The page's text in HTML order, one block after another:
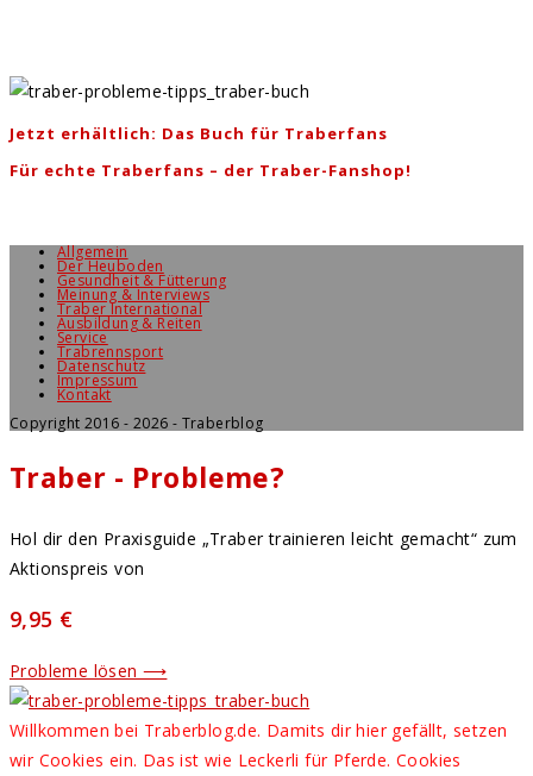
Jetzt erhältlich: Das Buch für Traberfans
Für echte Traberfans – der Traber-Fanshop!
Allgemein
Der Heuboden
Gesundheit & Fütterung
Meinung & Interviews
Traber International
Ausbildung & Reiten
Service
Trabrennsport
Datenschutz
Impressum
Kontakt
Copyright 2016 - 2026 - Traberblog
Traber - Probleme?
Hol dir den Praxisguide „Traber trainieren leicht gemacht“ zum
Aktionspreis von
9,95 €
Probleme lösen ⟶
Willkommen bei Traberblog.de. Damits dir hier gefällt, setzen
wir Cookies ein. Das ist wie Leckerli für Pferde. Cookies